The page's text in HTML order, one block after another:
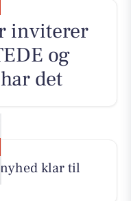
inviterer
og
det
klar til